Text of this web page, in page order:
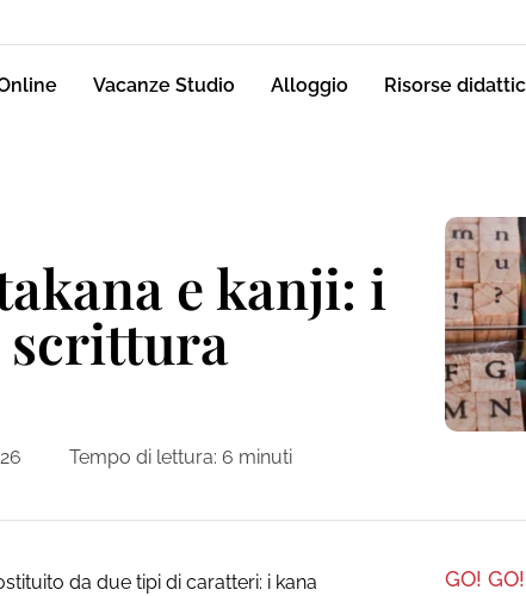
Vacanze Studio Alloggio Risorse
e kanji: i
scrittura
Tempo di lettura: 6 minuti
da due tipi di caratteri: i kana
GO!